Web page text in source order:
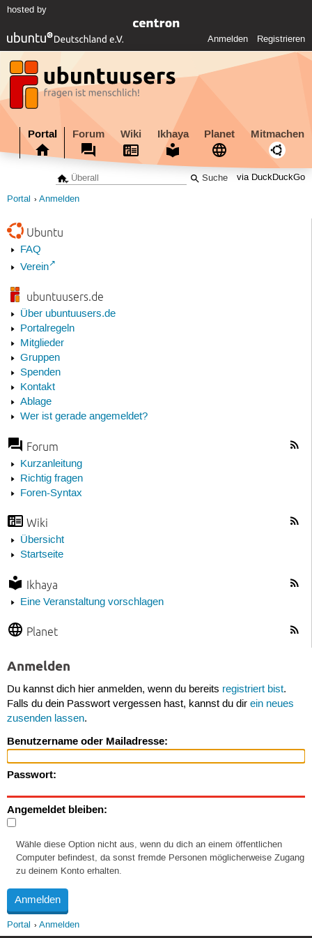
hosted by
Anmelden Registrieren
Portal Forum Wiki Ikhaya Planet Mitmachen
via DuckDuckGo
Portal Anmelden
Ubuntu
FAQ
Verein
ubuntuusers.de
Über ubuntuusers.de
Portalregeln
Mitglieder
Gruppen
Spenden
Kontakt
Ablage
Wer ist gerade angemeldet?
Forum
Kurzanleitung
Richtig fragen
Foren-Syntax
Wiki
Übersicht
Startseite
Ikhaya
Eine Veranstaltung vorschlagen
Planet
Anmelden
Du kannst dich hier anmelden, wenn du bereits registriert bist.
Falls du dein Passwort vergessen hast, kannst du dir ein neues
zusenden lassen.
Benutzername oder Mailadresse:
Passwort:
Angemeldet bleiben:
Wähle diese Option nicht aus, wenn du dich an einem öffentlichen
Computer befindest, da sonst fremde Personen möglicherweise Zugang
zu deinem Konto erhalten.
Portal Anmelden